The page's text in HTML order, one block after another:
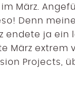
März.
Denn
endete ja ein
März extrem
Projects,